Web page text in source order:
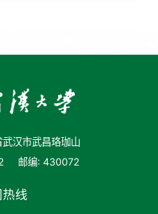
汉市武昌珞珈山
邮编: 430072
线